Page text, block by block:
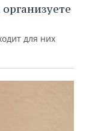
для них